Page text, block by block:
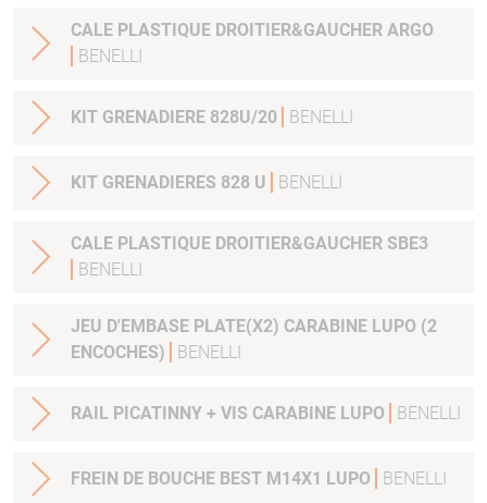
CALE PLASTIQUE DROITIER&GAUCHER ARGO
BENELLI
KIT GRENADIERE 828U/20 BENELLI
KIT GRENADIERES 828 U BENELLI
CALE PLASTIQUE DROITIER&GAUCHER SBE3
BENELLI
JEU D'EMBASE PLATE(X2) CARABINE LUPO (2
ENCOCHES)
BENELLI
RAIL PICATINNY + VIS CARABINE LUPO BENELLI
FREIN DE BOUCHE BEST M14X1 LUPO BENELLI